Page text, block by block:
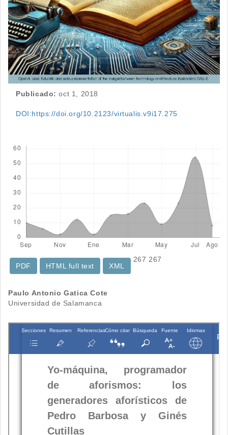
Publicado: oct 1, 2018
DOI:https://doi.org/10.2123/virtualis.v9i17.275
267
PDF
267
HTML full text
XML
Contenido
del
artículo
Paulo Antonio Gatica Cote
Universidad de Salamanca